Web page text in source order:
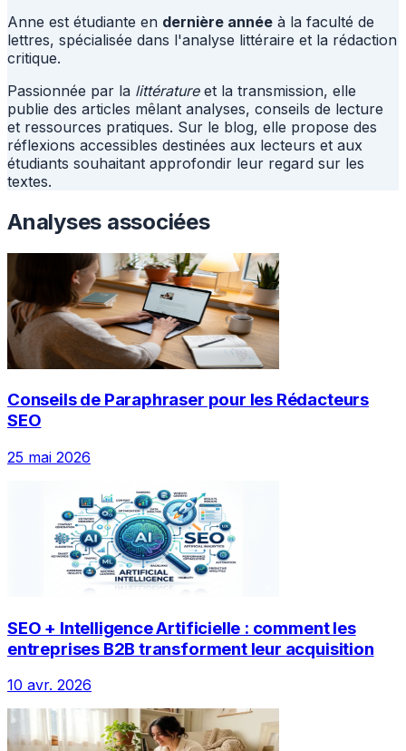
Anne est étudiante en dernière année à la faculté de
lettres, spécialisée dans l'analyse littéraire et la rédaction
critique.
Passionnée par la littératureet la transmission, elle
publie des articles mêlant analyses, conseils de lecture
et ressources pratiques. Sur le blog, elle propose des
réflexions accessibles destinées aux lecteurs et aux
étudiants souhaitant approfondir leur regard sur les
textes.
Analyses associées
Conseils de Paraphraser pour les Rédacteurs
SEO
25 mai 2026
SEO + Intelligence Artificielle : comment les
entreprises B2B transforment leur acquisition
10 avr. 2026